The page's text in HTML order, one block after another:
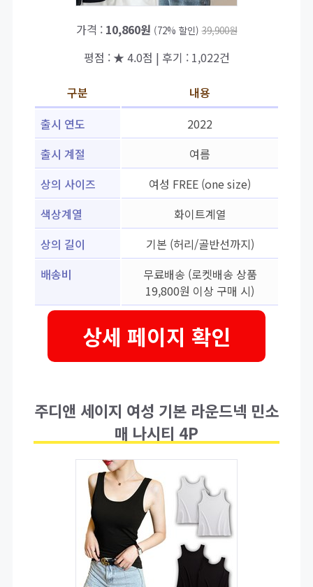
가격 : 10,860원 (72% 할인) 39,900원
평점 : ★ 4.0점 | 후기 : 1,022건
구분
내용
출시 연도
2022
출시 계절
여름
상의 사이즈
여성 FREE (one size)
색상계열
화이트계열
상의 길이
기본 (허리/골반선까지)
배송비
무료배송 (로켓배송 상품
19,800원 이상 구매 시)
상세 페이지 확인
주디앤 세이지 여성 기본 라운드넥 민소
매 나시티 4P